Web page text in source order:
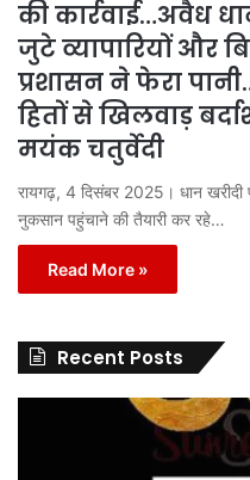
की कार्रवाई…अवैध
जुटे व्यापारियों और
प्रशासन ने फेरा
हितों से खिलवाड़
मयंक चतुर्वेदी
रायगढ़, 4 दिसंबर 2025। धान खरीदी
नुकसान पहुंचाने की तैयारी कर रहे…
Read More »
Recent Posts